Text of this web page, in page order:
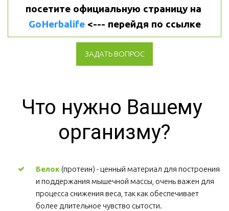
GoHerbalife <--- перейдя по ссылке
ЗАДАТЬ ВОПРОС
Что нужно Вашему
организму?
Белок (протеин) - ценный материал для построения
и поддержания мышечной массы, очень важен для
процесса снижения веса, так как обеспечивает
более длительное чувство сытости.